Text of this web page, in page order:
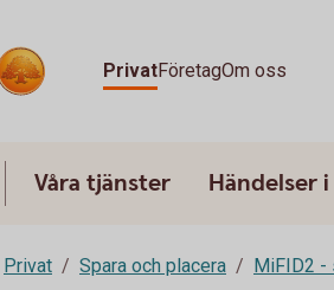
PrivatFöretagOm oss
Våra tjänster Händelser
Privat Spara och placera MiFID2 -